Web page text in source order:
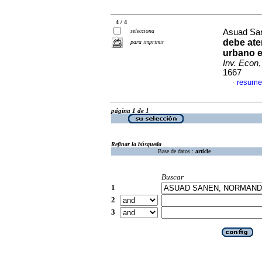
4 / 4
selecciona
para imprimir
Asuad
debe
urbano
Inv. Econ
1667
·
página 1 de 1
Refinar la búsqueda
Base de datos : article
Buscar
1
2
3